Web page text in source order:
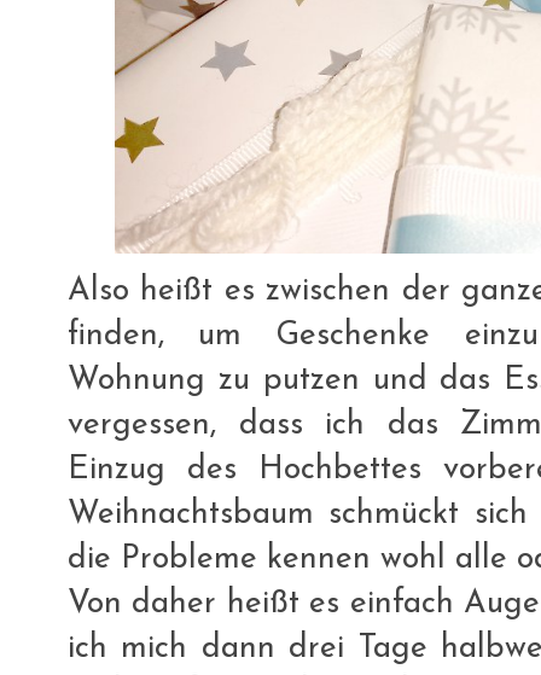
Also heißt es zwischen der
finden, um Geschenke
Wohnung zu putzen und das
vergessen, dass ich das
Einzug des Hochbettes
Weihnachtsbaum schmückt
die Probleme kennen wohl alle
Von daher heißt es einfach
ich mich dann drei Tage